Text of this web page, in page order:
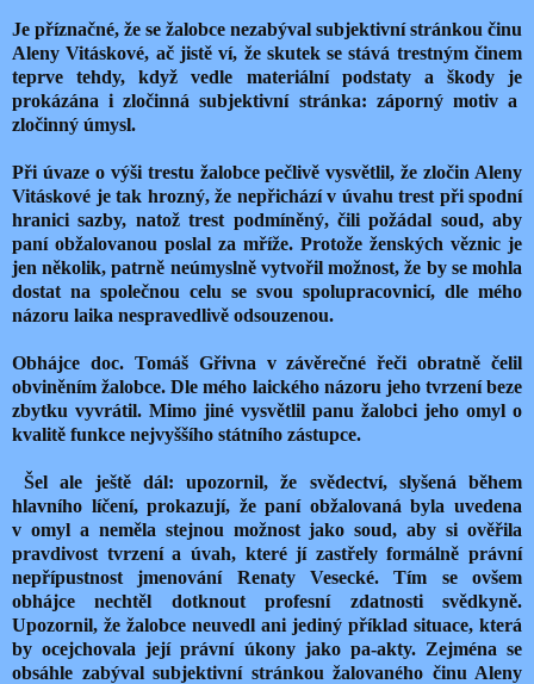
Je příznačné, že se žalobce nezabýval subjektivní stránkou činu
Aleny Vitáskové, ač jistě ví, že skutek se stává trestným činem
teprve tehdy, když vedle materiální podstaty a škody je
prokázána i zločinná subjektivní stránka: záporný motiv a
zločinný úmysl.
Při úvaze o výši trestu žalobce pečlivě vysvětlil, že zločin Aleny
Vitáskové je tak hrozný, že nepřichází v úvahu trest při spodní
hranici sazby, natož trest podmíněný, čili požádal soud, aby
paní obžalovanou poslal za mříže. Protože ženských věznic je
jen několik, patrně neúmyslně vytvořil možnost, že by se mohla
dostat na společnou celu se svou spolupracovnicí, dle mého
názoru laika nespravedlivě odsouzenou.
Obhájce doc. Tomáš Gřivna v závěrečné řeči obratně čelil
obviněním žalobce. Dle mého laického názoru jeho tvrzení beze
zbytku vyvrátil. Mimo jiné vysvětlil panu žalobci jeho omyl o
kvalitě funkce nejvyššího státního zástupce.
Šel ale ještě dál: upozornil, že svědectví, slyšená během
hlavního líčení, prokazují, že paní obžalovaná byla uvedena
v omyl a neměla stejnou možnost jako soud, aby si ověřila
pravdivost tvrzení a úvah, které jí zastřely formálně právní
nepřípustnost jmenování Renaty Vesecké. Tím se ovšem
obhájce nechtěl dotknout profesní zdatnosti svědkyně.
Upozornil, že žalobce neuvedl ani jediný příklad situace, která
by ocejchovala její právní úkony jako pa-akty. Zejména se
obsáhle zabýval subjektivní stránkou žalovaného činu Aleny